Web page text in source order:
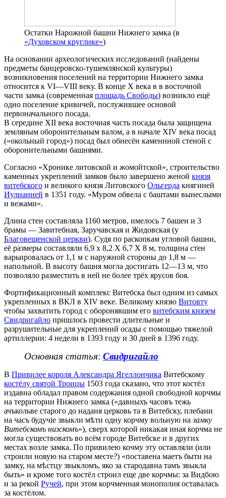
Остатки Нарожной башни Нижнего замка (в
«Духовском круглике»)
На основании археологических исследований (найдены
предметы банцеровско-тушемлянской культуры)
возникновения поселений на территории Нижнего замка
относится к VI—VIII веку. В конце X века в в восточной
части замка (современная площадь Свободы) возникло ещё
одно поселение кривичей, послужившее основой
первоначального посада.
В середине XII века восточная часть посада была защищена
земляным оборонительным валом, а в начале XIV века посад
(«окольный город») посад был обнесён каменнной стеной с
оборонительными башнями.
Согласно «Хронике литовской и жомойтской», строительство
каменных укреплений замков было завершено женой князя
витебского и великого князя Литовского Ольгерда княгиней
Иулианией в 1351 году. «Муром обвела с баштами вынеслыми
и вежами».
Длина стен составляла 1160 метров, имелось 7 башен и 3
брамы — Завитебная, Заручавская и Жидовская (у
Благовещенской церкви). Судя по раскопкам угловой башни,
её размеры составляли 6,9 х 8,2 Х 6,7 Х 8 м, толщина стен
варьировалась от 1,1 м с наружной стороны до 1,8 м —
напольной. В высоту башня могла достигать 12—13 м, что
позволяло разместить в ней не более трёх ярусов боя.
Фортификационный комплекс Витебска был одним из самых
укрепленных в ВКЛ в XIV веке. Великому князю Витовту
чтобы захватить город с оборонявшим его витебским князем
Свидригайло пришлось провести длительные и
разрушительные для укреплений осады с помощью тяжелой
артиллерии: 4 недели в 1393 году и 30 дней в 1396 году.
Основная статья: Свидригайло
В Привилее короля Александра Ягеллончика Витебскому
костёлу святой Троицы 1503 года сказано, что этот костёл
издавна обладал правом содержания одной свободной корчмы
на территории Нижнего замка («давныхъ часовъ тежь
ачъкольве старого до наданя церковь та в Витебску, плебани
на часъ будучіе звыкли мѣти одну корчму вольную назамку
Витебскомъ низскомъ»), сверх которой никакая иная корчма не
могла существовать во всём городе Витебске и в других
местах возле замка. По привилею кочму эту оставляли (или
строили новую на старом месте?) «поставена маетъ быти на
замку, на мѣстцу звыкломъ, яко за стародавна тамъ звыкла
быть» и кроме того костёл строил еще две корчмы: за Видбою
и за рекой Ручей, при этом корчменная монополия оставалась
за костёлом.